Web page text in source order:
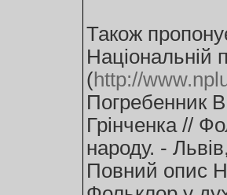
Також
Національній
(http://
Погребенник
Грінченка //
народу. -
Повний опис